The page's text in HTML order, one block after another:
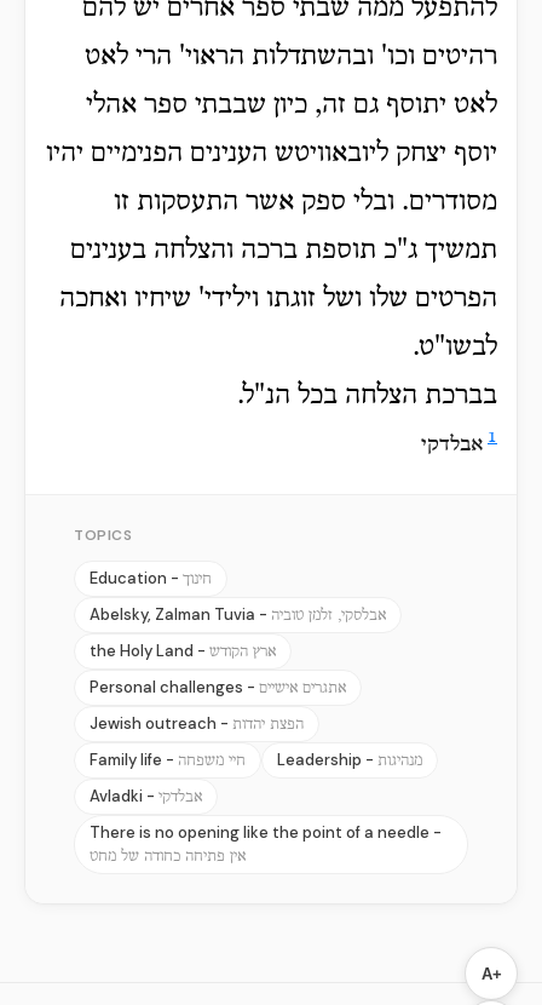
להתפעל ממה שבתי ספר אחרים יש להם
רהיטים וכו' ובהשתדלות הראוי' הרי לאט
לאט יתוסף גם זה, כיון שבבתי ספר אהלי
יוסף יצחק ליובאוויטש הענינים הפנימיים יהיו
מסודרים. ובלי ספק אשר התעסקות זו
תמשיך ג"כ תוספת ברכה והצלחה בענינים
הפרטים שלו ושל זוגתו וילידי' שיחיו ואחכה
לבשו"ט.
בברכת הצלחה בכל הנ"ל.
1 אבלדקי
TOPICS
Education - חינוך
Abelsky, Zalman Tuvia - אבלסקי, זלמן טוביה
the Holy Land - ארץ הקודש
Personal challenges - אתגרים אישיים
Jewish outreach - הפצת יהדות
Family life - חיי משפחה Leadership - מנהיגות
Avladki - אבלדקי
There is no opening like the point of a needle -
אין פתיחה כחודה של מחט
A+